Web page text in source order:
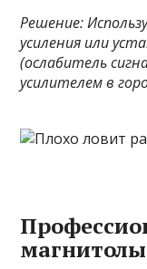
Решение:
усиления или
(ослабитель
усилителем в
магнитолы